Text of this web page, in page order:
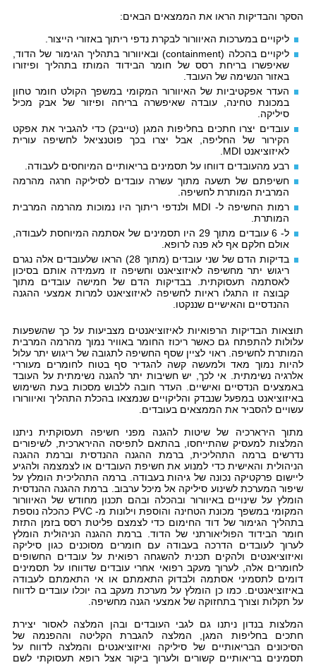
הסקר והבדיקות הראו את הממצאים הבאים:
ליקויים במערכות האיוורור לבקרת נדפי ריתוך באזורי הייצור.
ליקויים בהכלה (containment) ובאיוורור בתהליך הגימור של הדוד,
שאיפשרו בריחת רסס של חומר הבידוד המותז בתהליך ופיזורו
באזור הנשימה של העובד.
העדר אפקטיביות של האיוורור המקומי במשפך הקולט חומר טחון
במכונת טחינה, עובדה שאיפשרה בריחה ופיזור של אבק מכיל
סיליקה.
עובדים יצרו חתכים בחליפות המגן (טייבק) כדי להגביר את אפקט
הקירור של החליפה, אבל יצרו בכך פוטנציאל לחשיפה עורית
לאיזוציאנט MDI
רבע מהעובדים דווחו על תסמינים בריאותיים המיוחסים לעבודה.
חשיפתם של תשעה מתוך עשרה עובדים לסיליקה חרגה מהרמה
המרבית המותרת לחשיפה.
רמות החשיפה ל- MDI ולנדפי ריתוך היו נמוכות מהרמה המרבית
המותרת.
ל- 6 עובדים מתוך 29 היו תסמינים של אסתמה המיוחסת לעבודה,
אולם חלקם אף לא פנה לרופא.
בדיקות הדם של שני עובדים (מתוך 28) הראו שלעובדים אלה נגרם
ריגוש יתר מחשיפה לאיזוציאנט וחשיפה זו מעמידה אותם בסיכון
לאסתמה תעסוקתית. בבדיקות הדם של חמישה עובדים מתוך
קבוצה זו התגלו ראיות לחשיפה לאיזוציאנט למרות אמצעי ההגנה
ההנדסיים והאישיים שננקטו.
תוצאות הבדיקות הרפואיות לאיזוציאנטים מצביעות על כך שהשפעות
עלולות להתפתח גם כאשר ריכוז החומר באוויר נמוך מהרמה המרבית
המותרת לחשיפה. ראוי לציין שסף החשיפה לתגובה של ריגוש יתר עלול
להיות נמוך מאד ולמעשה קשה להגדיר סף בטוח לחומרים מעוררי
אלרגיה נשימתית. אי לכך, יש חשיבות יתר להגנה נשימתית על העובד
באמצעים הנדסיים ואישיים. העדר חובה ללבוש מסכות בעת השימוש
באיזוציאנט במפעל שנבדק והליקויים שנמצאו בהכלת התהליך ואיוורורו
עשויים להסביר את הממצאים בעובדים.
מתוך הירארכיה של שיטות להגנה מפני חשיפה תעסוקתית ניתנו
המלצות למעסיק שהתייחסו, בהתאם לתפיסה ההירארכית, לשיפורים
נדרשים ברמה התהליכית, ברמת ההגנה ההנדסית וברמת ההגנה
הניהולית והאישית כדי למנוע את חשיפת העובדים או לצמצמה ולהגיע
ליישום פרקטיקה נכונה של גיהות בעבודה. ברמה התהליכית הומלץ על
שיפור המערכת לשינוע סיליקה אל מיכל ערבוב. ברמת ההגנה ההנדסית
הומלץ על שינויים באיוורור ובהכלה ובהם תכנון מחודש של האיוורור
המקומי במשפך מכונת הטחינה והוספת וילונות מ-PVC כהכלה נוספת
בתהליך הגימור של דוד החימום כדי לצמצם פליטת רסס בזמן התזת
חומר הבידוד הפוליאורתני של הדוד. ברמת ההגנה הניהולית הומלץ
לערוך לעובדים הדרכה בעבודה עם חומרים מסוכנים כגון סיליקה
ואיזוציאנטים ולהקים תכנית להשגחה רפואית על עובדים החשופים
לחומרים אלה, לערוך מעקב רפואי אחרי עובדים שדווחו על תסמינים
דומים לתסמיני אסתמה ולבדוק התאמתם או אי התאמתם לעבודה
באיזוציאנטים. כמו כן הומלץ על מערכת מעקב בה יוכלו עובדים לדווח
על תקלות וצורך בתחזוקה של אמצעי הגנה מחשיפה.
המלצות בנדון ניתנו גם לגבי העובדים ובהן המלצה לאסור יצירת
חתכים בחליפות המגן, המלצה להגברת הקליטה וההפנמה של
הסיכונים הבריאותיים של סיליקה ואיזוציאנטים והמלצה לדווח על
תסמינים בריאותיים קשורים ולערוך ביקור אצל רופא תעסוקתי לשם